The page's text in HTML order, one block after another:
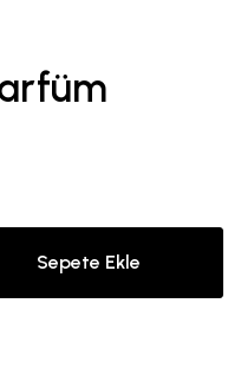
Sepete Ekle